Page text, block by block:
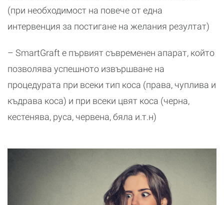
(при необходимост на повече от една
интервенция за постигане на желания резултат)
– SmartGraft е първият съвременен апарат, който
позволява успешното извършване на
процедурата при всеки тип коса (права, чуплива и
къдрава коса) и при всеки цвят коса (черна,
кестенява, руса, червена, бяла и.т.н)